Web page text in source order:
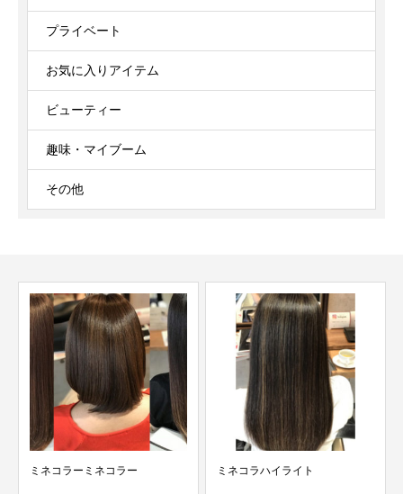
プライベート
お気に入りアイテム
ビューティー
趣味・マイブーム
その他
ミネコラハイライト 春夏にむけて…